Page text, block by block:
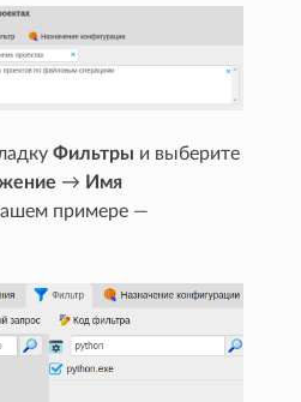
Фильтры и выберите
→ Имя
примере —